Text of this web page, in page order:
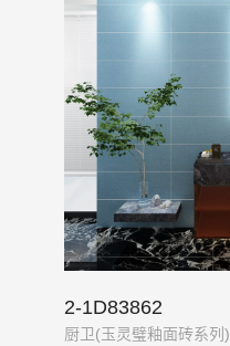
2-1D83862
厨卫(玉灵璧釉面砖系列)